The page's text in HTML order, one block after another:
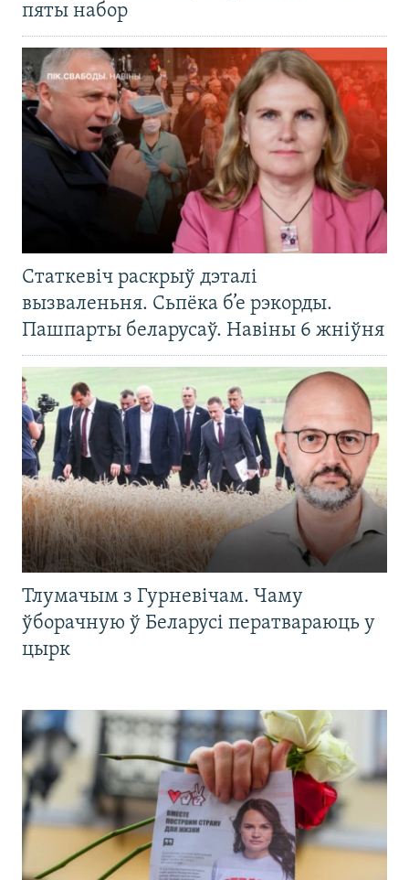
пяты набор
Статкевіч раскрыў дэталі
вызваленьня. Сьпёка б’е рэкорды.
Пашпарты беларусаў. Навіны 6 жніўня
Тлумачым з Гурневічам. Чаму
ўборачную ў Беларусі ператвараюць у
цырк